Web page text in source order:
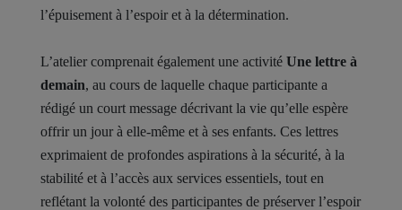
l’épuisement à l’espoir et à la détermination.
L’atelier comprenait également une activité Une lettre à
demain, au cours de laquelle chaque participante a
rédigé un court message décrivant la vie qu’elle espère
offrir un jour à elle-même et à ses enfants. Ces lettres
exprimaient de profondes aspirations à la sécurité, à la
stabilité et à l’accès aux services essentiels, tout en
reflétant la volonté des participantes de préserver l’espoir